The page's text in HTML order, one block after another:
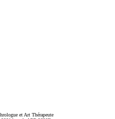
et Art Thérapeute